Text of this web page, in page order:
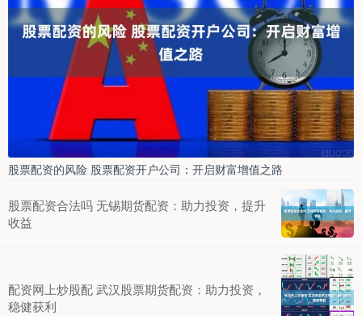
股票配资的风险 股票配资开户公司：开启财富增值之路
股票配资合法吗 无锡期货配资：助力投资，提升
收益
配资网上炒股配 武汉股票期货配资：助力投资，
稳健获利